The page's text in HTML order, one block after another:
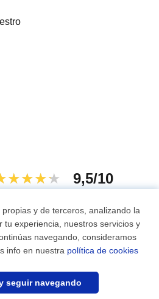
9,5/10
Tusclases.mx
particulares
y de terceros, analizando la
tu experiencia, nuestros servicios y
navegando, consideramos
info en nuestra política de cookies
seguir navegando